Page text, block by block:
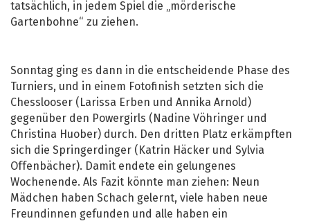
tatsächlich, in jedem Spiel die „mörderische
Gartenbohne“ zu ziehen.
Sonntag ging es dann in die entscheidende Phase des
Turniers, und in einem Fotofinish setzten sich die
Chesslooser (Larissa Erben und Annika Arnold)
gegenüber den Powergirls (Nadine Vöhringer und
Christina Huober) durch. Den dritten Platz erkämpften
sich die Springerdinger (Katrin Häcker und Sylvia
Offenbächer). Damit endete ein gelungenes
Wochenende. Als Fazit könnte man ziehen: Neun
Mädchen haben Schach gelernt, viele haben neue
Freundinnen gefunden und alle haben ein